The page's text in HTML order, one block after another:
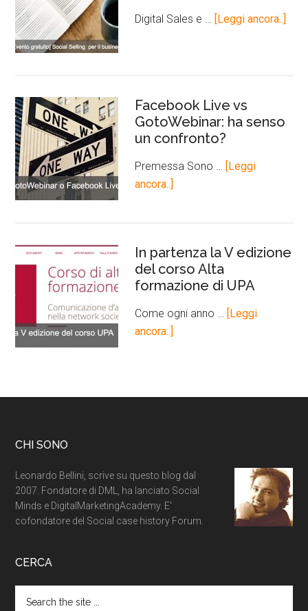
Digital Sales e … [Leggi ancora..]
Facebook Live vs
GotoWebinar: ha senso
un confronto?
Premessa Sono … [Leggi
ancora..]
In partenza la V edizione
del corso Alta
formazione di UPA
Come ogni anno … [Leggi
ancora..]
CHI SONO
Leonardo Bellini, scrive su questo blog dal
2007. Fondatore di DML, ha lanciato Social
Minds e DigitalMarketingAcademy. E'
cofondatore del Social case history Forum.
CERCA